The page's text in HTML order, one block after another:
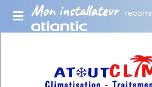
Mon installateur